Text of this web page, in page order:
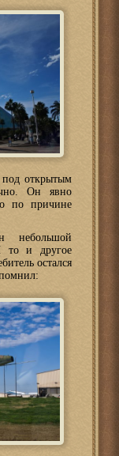
под открытым
Он явно
по причине
небольшой
то и другое
остался